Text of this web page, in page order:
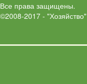
Все права защищены.
©2008-2017 - "Хозяйство"